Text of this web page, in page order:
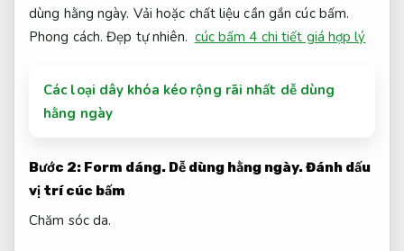
dùng hằng ngày. Vải hoặc chất liệu cần gắn cúc bấm.
Phong cách. Đẹp tự nhiên. cúc bấm 4 chi tiết giá hợp lý
Các loại dây khóa kéo rộng rãi nhất dễ dùng
hằng ngày
Bước 2: Form dáng. Dễ dùng hằng ngày.Đánh dấu
vị trí cúc bấm
Chăm sóc da.